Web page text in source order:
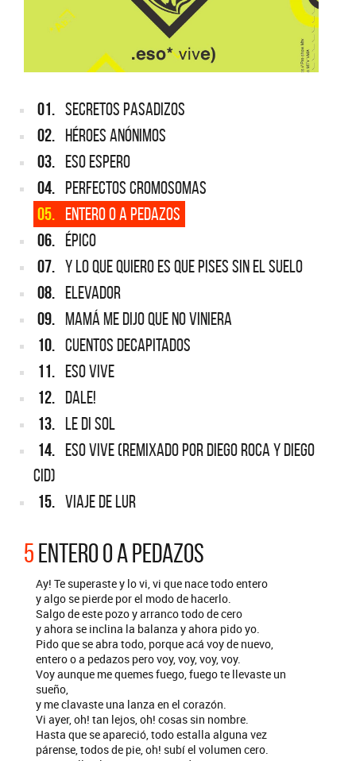
01. SECRETOS PASADIZOS
02. HÉROES ANÓNIMOS
03. ESO ESPERO
04. PERFECTOS CROMOSOMAS
05. ENTERO O A PEDAZOS
06. ÉPICO
07. Y LO QUE QUIERO ES QUE PISES SIN EL SUELO
08. ELEVADOR
09. MAMÁ ME DIJO QUE NO VINIERA
10. CUENTOS DECAPITADOS
11. ESO VIVE
12. DALE!
13. LE DI SOL
14. ESO VIVE (REMIXADO POR DIEGO ROCA Y DIEGO
CID)
15. VIAJE DE LUR
5ENTERO O A PEDAZOS
Ay! Te superaste y lo vi, vi que nace todo entero
y algo se pierde por el modo de hacerlo.
Salgo de este pozo y arranco todo de cero
y ahora se inclina la balanza y ahora pido yo.
Pido que se abra todo, porque acá voy de nuevo,
entero o a pedazos pero voy, voy, voy, voy.
Voy aunque me quemes fuego, fuego te llevaste un
sueño,
y me clavaste una lanza en el corazón.
Vi ayer, oh! tan lejos, oh! cosas sin nombre.
Hasta que se apareció, todo estalla alguna vez
párense, todos de pie, oh! subí el volumen cero.